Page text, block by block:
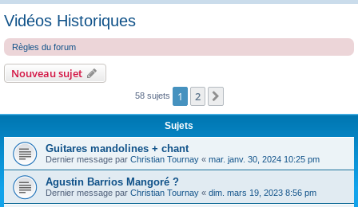
Vidéos Historiques
Règles du forum
Nouveau sujet
58 sujets 1 2
Sujets
Guitares mandolines + chant
Dernier message par Christian Tournay « mar. janv. 30, 2024 10:25 pm
Agustin Barrios Mangoré ?
Dernier message par Christian Tournay « dim. mars 19, 2023 8:56 pm